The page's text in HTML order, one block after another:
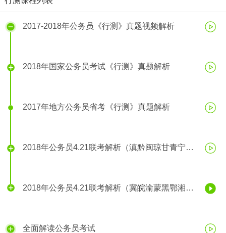
2017-2018年公务员《行测》真题视频解析
2018年国家公务员考试《行测》真题解析
2017年地方公务员省考《行测》真题解析
2018年公务员4.21联考解析（滇黔闽琼甘青宁
2018年公务员4.21联考解析（冀皖渝蒙黑鄂湘
全面解读公务员考试